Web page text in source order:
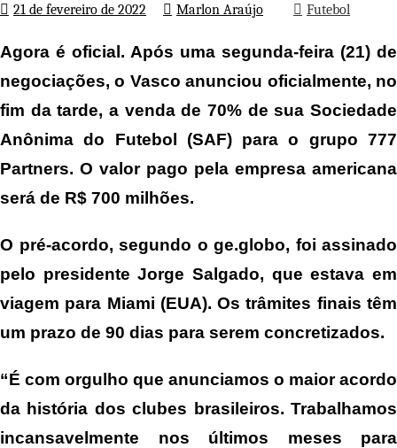
21 de fevereiro de 2022 Marlon Araújo Futebol
Agora é oficial. Após uma segunda-feira (21) de
negociações, o Vasco anunciou oficialmente, no
fim da tarde, a venda de 70% de sua Sociedade
Anônima do Futebol (SAF) para o grupo 777
Partners. O valor pago pela empresa americana
será de R$ 700 milhões.
O pré-acordo, segundo o ge.globo, foi assinado
pelo presidente Jorge Salgado, que estava em
viagem para Miami (EUA). Os trâmites finais têm
um prazo de 90 dias para serem concretizados.
“É com orgulho que anunciamos o maior acordo
da história dos clubes brasileiros. Trabalhamos
incansavelmente nos últimos meses para